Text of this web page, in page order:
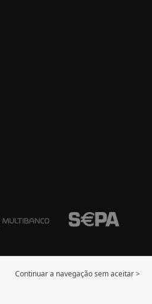
Continuar a navegação sem aceitar >